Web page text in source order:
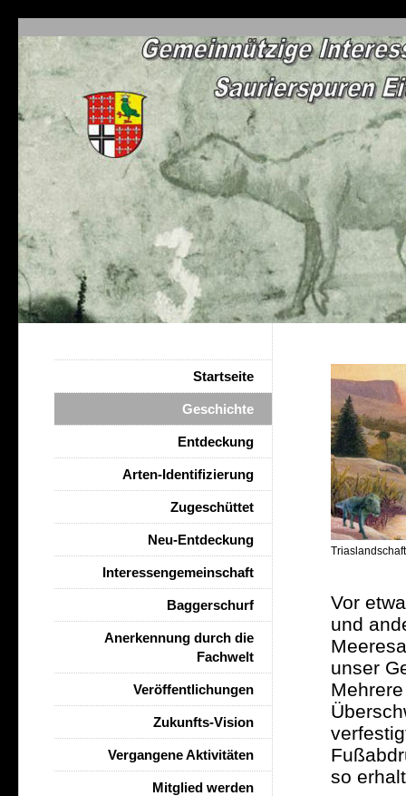
Vor
und
unser
so
Startseite
Geschichte
Entdeckung
Arten-Identifizierung
Zugeschüttet
Neu-Entdeckung
Interessengemeinschaft
Baggerschurf
Anerkennung durch die
Fachwelt
Veröffentlichungen
Zukunfts-Vision
Vergangene Aktivitäten
Mitglied werden